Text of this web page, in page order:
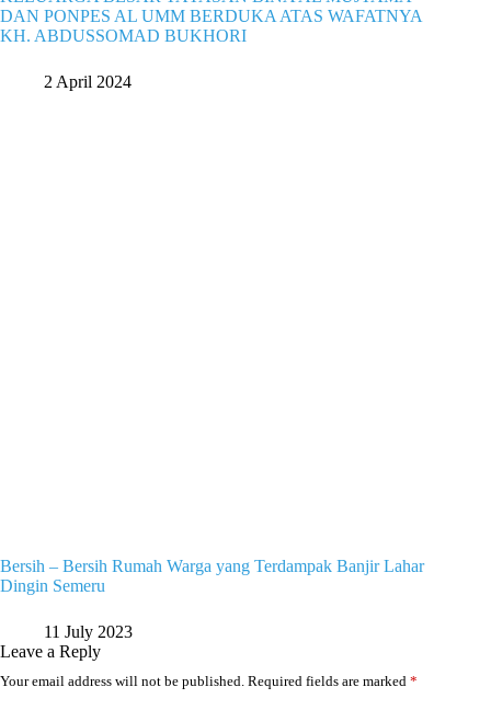
DAN PONPES AL UMM BERDUKA ATAS WAFATNYA
KH. ABDUSSOMAD BUKHORI
2 April 2024
Bersih – Bersih Rumah Warga yang Terdampak Banjir Lahar
Dingin Semeru
11 July 2023
Leave a Reply
Your email address will not be published. Required fields are marked *